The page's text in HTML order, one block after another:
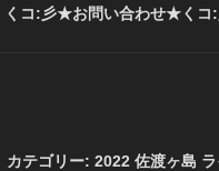
くコ:彡★お問い合わせ★くコ
カテゴリー: 2022 佐渡ヶ島